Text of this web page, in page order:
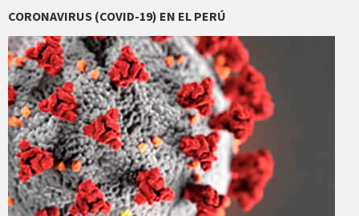
CORONAVIRUS (COVID-19) EN EL PERÚ